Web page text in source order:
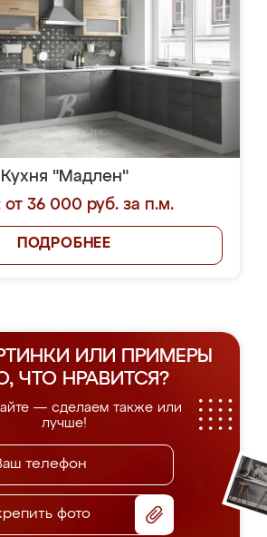
Кухня "Мадлен"
от 36 000 руб. за п.м.
ПОДРОБНЕЕ
ИЛИ ПРИМЕРЫ
ЧТО НРАВИТСЯ?
— сделаем также или
лучше!
фото